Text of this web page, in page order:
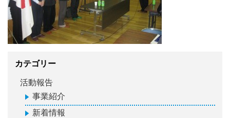
カテゴリー
活動報告
事業紹介
新着情報